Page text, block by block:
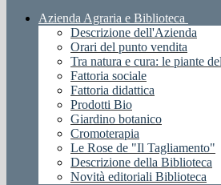
Azienda Agraria e Biblioteca
Descrizione dell'Azienda
Orari del punto vendita
Tra natura e cura: le piante
Fattoria sociale
Fattoria didattica
Prodotti Bio
Giardino botanico
Cromoterapia
Le Rose de "Il Tagliamento"
Descrizione della Biblioteca
Novità editoriali Biblioteca